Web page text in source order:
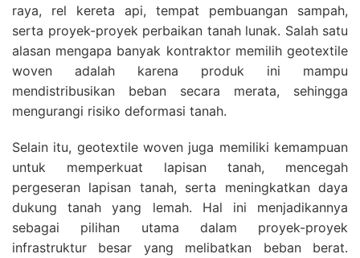
raya, rel kereta api, tempat pembuangan sampah,
serta proyek-proyek perbaikan tanah lunak. Salah satu
alasan mengapa banyak kontraktor memilih geotextile
woven adalah karena produk ini mampu
mendistribusikan beban secara merata, sehingga
mengurangi risiko deformasi tanah.
Selain itu, geotextile woven juga memiliki kemampuan
untuk memperkuat lapisan tanah, mencegah
pergeseran lapisan tanah, serta meningkatkan daya
dukung tanah yang lemah. Hal ini menjadikannya
sebagai pilihan utama dalam proyek-proyek
infrastruktur besar yang melibatkan beban berat.